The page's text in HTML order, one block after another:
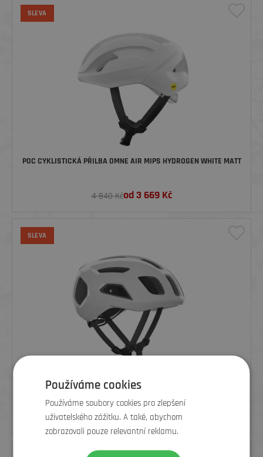
SLEVA
POC CYKLISTICKÁ PŘILBA OMNE AIR MIPS HYDROGEN WHITE MATT
4 840 Kčod3 669Kč
SLEVA
POC CYKLISTICKÁ PŘILBA VENTRAL AIR MIPS HYDROGEN
6 640 Kčod5 319Kč
Používáme cookies
Používáme soubory cookies pro zlepšení
uživatelského zážitku. A také, abychom
zobrazovali pouze relevantní reklamu.